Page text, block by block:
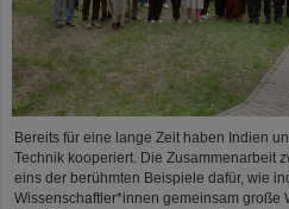
Bereits für eine lange Zeit haben Indien
Technik kooperiert. Die Zusammenarbeit
eins der berühmten Beispiele dafür, wie
Wissenschaftler*innen gemeinsam große